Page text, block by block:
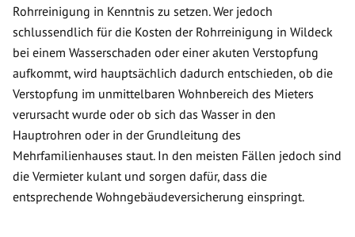
Rohrreinigung in Kenntnis zu setzen. Wer jedoch
schlussendlich für die Kosten der Rohrreinigung in Wildeck
bei einem Wasserschaden oder einer akuten Verstopfung
aufkommt, wird hauptsächlich dadurch entschieden, ob die
Verstopfung im unmittelbaren Wohnbereich des Mieters
verursacht wurde oder ob sich das Wasser in den
Hauptrohren oder in der Grundleitung des
Mehrfamilienhauses staut. In den meisten Fällen jedoch sind
die Vermieter kulant und sorgen dafür, dass die
entsprechende Wohngebäudeversicherung einspringt.